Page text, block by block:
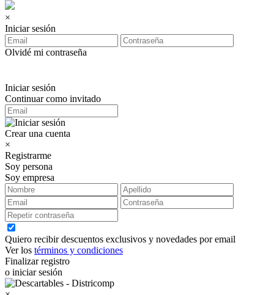
×
Iniciar sesión
Olvidé mi contraseña
Iniciar sesión
Continuar como invitado
Crear una cuenta
×
Registrarme
Soy persona
Soy empresa
Quiero recibir descuentos exclusivos y novedades por email
Ver los términos y condiciones
Finalizar registro
o iniciar sesión